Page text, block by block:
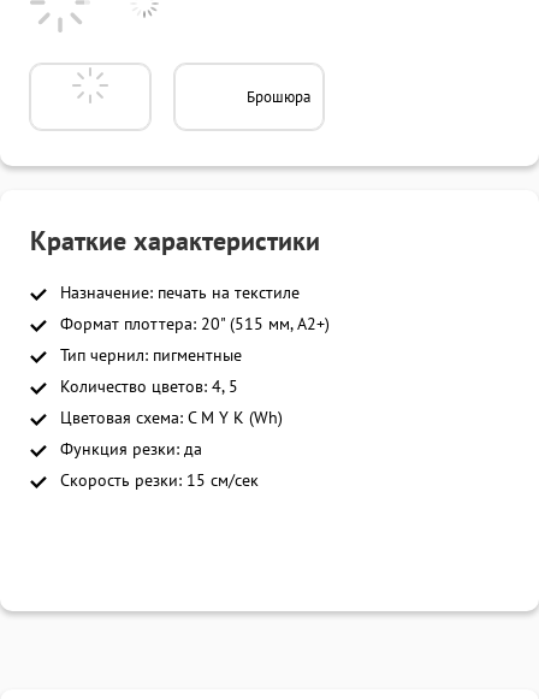
Брошюра
Краткие характеристики
Назначение: печать на текстиле
Формат плоттера: 20" (515 мм, A2+)
Тип чернил: пигментные
Количество цветов: 4, 5
Цветовая схема: C M Y K (Wh)
Функция резки: да
Скорость резки: 15 см/сек